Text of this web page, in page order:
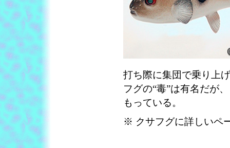
打ち際に集団で乗り上
フグの“毒”は有名だが
もっている。
※ クサフグに詳しいペ